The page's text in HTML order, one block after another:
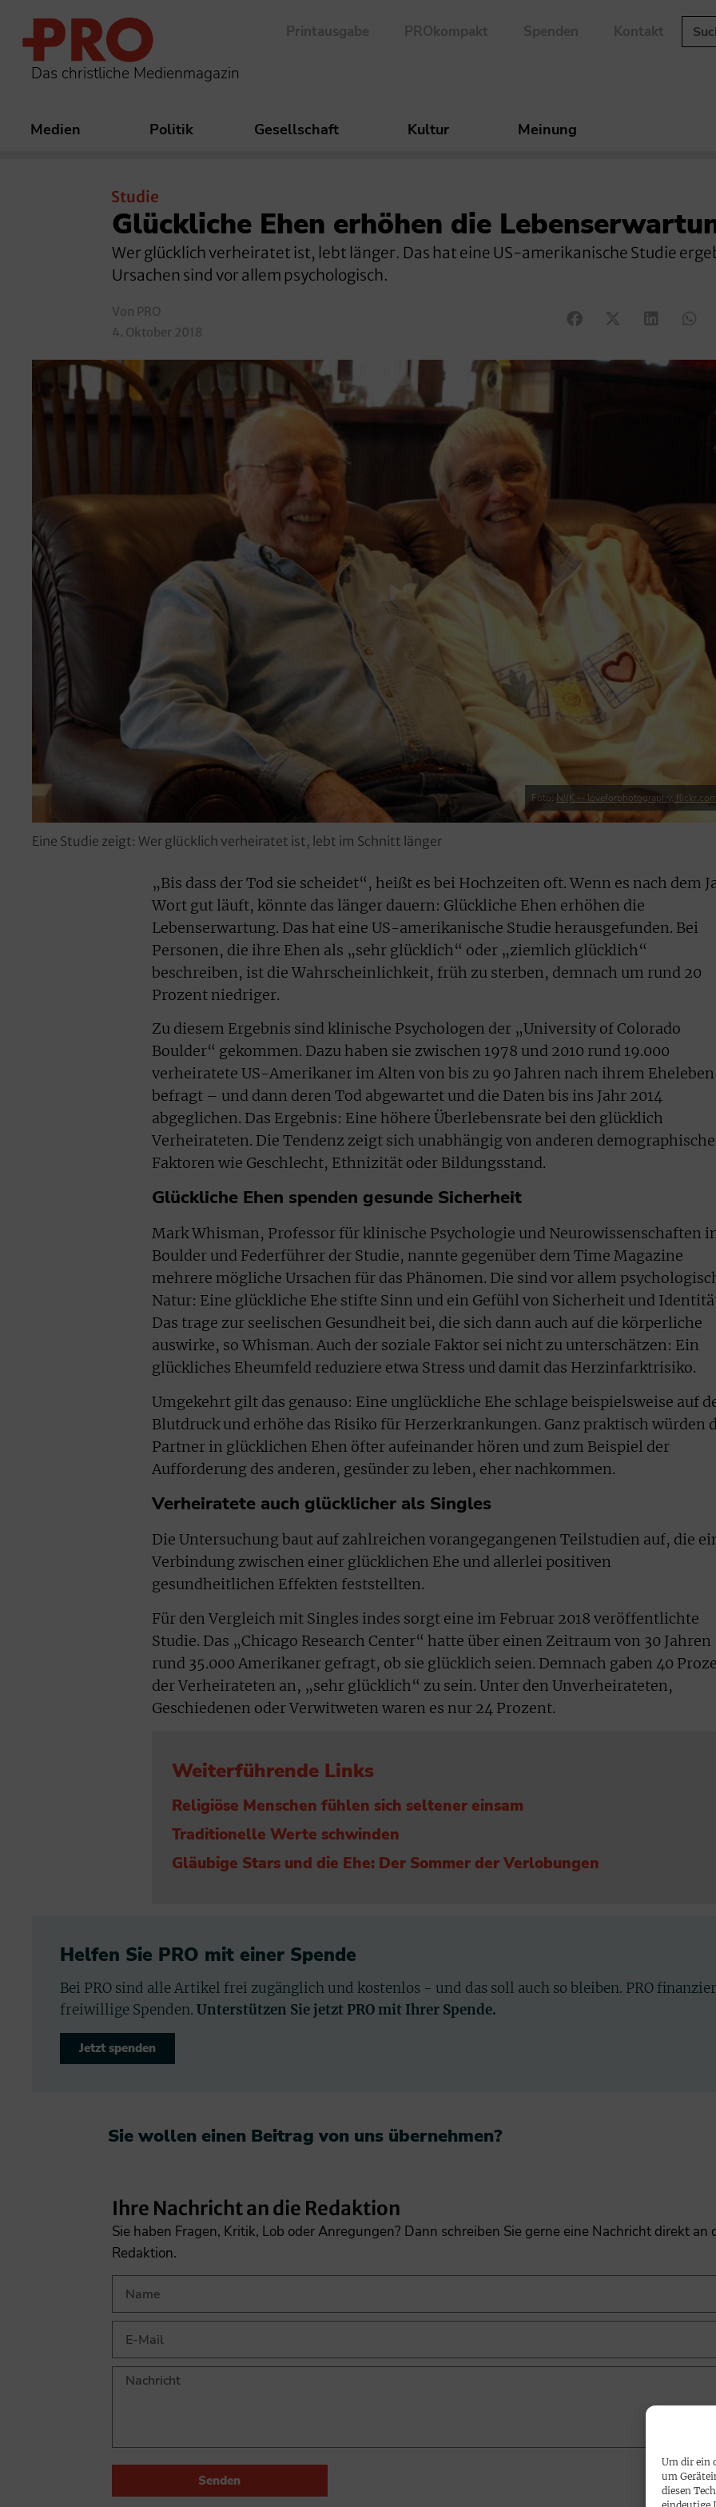
Um dir ein
um
diesen
Das christliche Medienmagazin
Printausgabe PROkompakt Spenden Kontakt
Medien Politik Gesellschaft Kultur Meinung
Studie
Glückliche Ehen erhöhen die
Wer glücklich verheiratet ist, lebt länger. Das hat eine US-amerikanische Studie
Ursachen sind vor allem psychologisch.
Von PRO
4. Oktober 2018
Foto: N!(K -- loveforphotography, flickr.com
Eine Studie zeigt: Wer glücklich verheiratet ist, lebt im Schnitt länger
„Bis dass der Tod sie scheidet“, heißt es bei Hochzeiten oft. Wenn es nach dem
Wort gut läuft, könnte das länger dauern: Glückliche Ehen erhöhen die
Lebenserwartung. Das hat eine US-amerikanische Studie herausgefunden. Bei
Personen, die ihre Ehen als „sehr glücklich“ oder „ziemlich glücklich“
beschreiben, ist die Wahrscheinlichkeit, früh zu sterben, demnach um rund 20
Prozent niedriger.
Zu diesem Ergebnis sind klinische Psychologen der „University of Colorado
Boulder“ gekommen. Dazu haben sie zwischen 1978 und 2010 rund 19.000
verheiratete US-Amerikaner im Alten von bis zu 90 Jahren nach ihrem Eheleben
befragt – und dann deren Tod abgewartet und die Daten bis ins Jahr 2014
abgeglichen. Das Ergebnis: Eine höhere Überlebensrate bei den glücklich
Verheirateten. Die Tendenz zeigt sich unabhängig von anderen
Faktoren wie Geschlecht, Ethnizität oder Bildungsstand.
Glückliche Ehen spenden gesunde Sicherheit
Mark Whisman, Professor für klinische Psychologie und Neurowissenschaften
Boulder und Federführer der Studie, nannte gegenüber dem Time Magazine
mehrere mögliche Ursachen für das Phänomen. Die sind vor allem
Natur: Eine glückliche Ehe stifte Sinn und ein Gefühl von Sicherheit und
Das trage zur seelischen Gesundheit bei, die sich dann auch auf die körperliche
auswirke, so Whisman. Auch der soziale Faktor sei nicht zu unterschätzen: Ein
glückliches Eheumfeld reduziere etwa Stress und damit das Herzinfarktrisiko.
Umgekehrt gilt das genauso: Eine unglückliche Ehe schlage beispielsweise auf
Blutdruck und erhöhe das Risiko für Herzerkrankungen. Ganz praktisch würden
Partner in glücklichen Ehen öfter aufeinander hören und zum Beispiel der
Aufforderung des anderen, gesünder zu leben, eher nachkommen.
Verheiratete auch glücklicher als Singles
Die Untersuchung baut auf zahlreichen vorangegangenen Teilstudien auf, die
Verbindung zwischen einer glücklichen Ehe und allerlei positiven
gesundheitlichen Effekten feststellten.
Für den Vergleich mit Singles indes sorgt eine im Februar 2018 veröffentlichte
Studie. Das „Chicago Research Center“ hatte über einen Zeitraum von 30 Jahren
rund 35.000 Amerikaner gefragt, ob sie glücklich seien. Demnach gaben 40
der Verheirateten an, „sehr glücklich“ zu sein. Unter den Unverheirateten,
Geschiedenen oder Verwitweten waren es nur 24 Prozent.
Weiterführende Links
Religiöse Menschen fühlen sich seltener einsam
Traditionelle Werte schwinden
Gläubige Stars und die Ehe: Der Sommer der Verlobungen
Helfen Sie PRO mit einer Spende
Bei PRO sind alle Artikel frei zugänglich und kostenlos - und das soll auch so bleiben. PRO
freiwillige Spenden. Unterstützen Sie jetzt PRO mit Ihrer Spende.
Jetzt spenden
Sie wollen einen Beitrag von uns übernehmen?​
Ihre Nachricht an die Redaktion
Sie haben Fragen, Kritik, Lob oder Anregungen? Dann schreiben Sie gerne eine Nachricht direkt an
Redaktion.
Senden